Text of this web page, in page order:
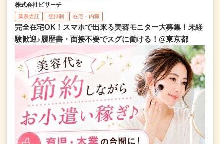
株式会社ビサーチ
業務委託 登録制 在宅・内職
完全在宅OK！スマホで出来る美容モニター大募集！未経
験歓迎♪履歴書・面接不要でスグに働ける！@東京都